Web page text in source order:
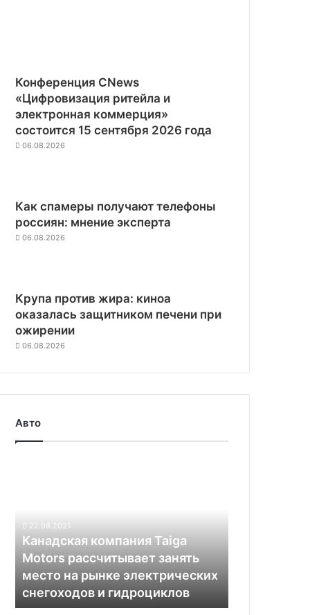
Конференция CNews
«Цифровизация ритейла и
электронная коммерция»
состоится 15 сентября 2026 года
06.08.2026
Как спамеры получают телефоны
россиян: мнение эксперта
06.08.2026
Крупа против жира: киноа
оказалась защитником печени при
ожирении
06.08.2026
Авто
занять
на
рынке
электрических
снегоходов
22.08.2021
Канадская компания Taiga
Motors рассчитывает занять
место на рынке электрических
снегоходов и гидроциклов